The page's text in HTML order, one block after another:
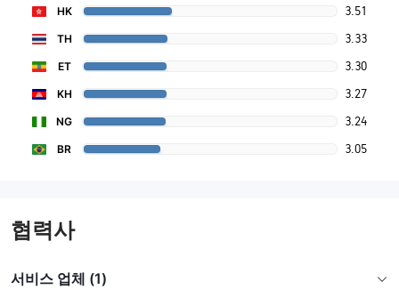
HK 3.51
TH 3.33
ET 3.30
KH 3.27
NG 3.24
BR 3.05
협력사
서비스 업체 (1)